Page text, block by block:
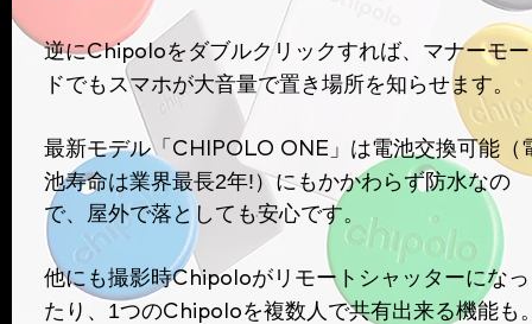
逆にChipoloをダブルクリックすれば、マナーモー
ドでもスマホが大音量で置き場所を知らせます。
最新モデル「 CHIPOLO ONE」 は電池交換可能 （
池寿命は業界最長2年!）にもかかわらず防水なの
で、屋外で落としても安心です。
他にも撮影時Chipoloがリモートシャッターになっ
たり、1つのChipoloを複数人で共有出来る機能も